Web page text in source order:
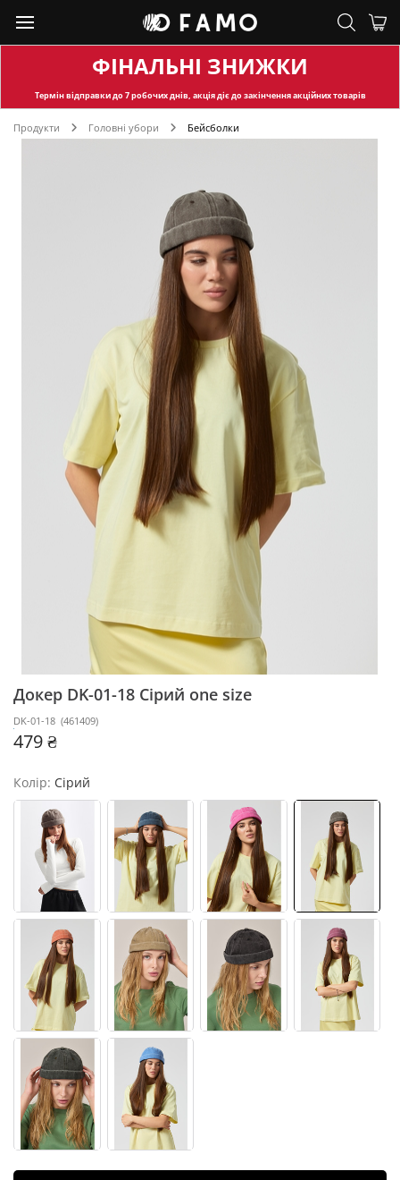
ФІНАЛЬНІ ЗНИЖКИ
Термін відправкидо 7 робочих днів, акція діє до закінчення акційних товарів
Продукти Головні убори Бейсболки
Докер DK-01-18 Сірий one size
DK-01-18 (461409)
479 ₴
Колір: Сірий